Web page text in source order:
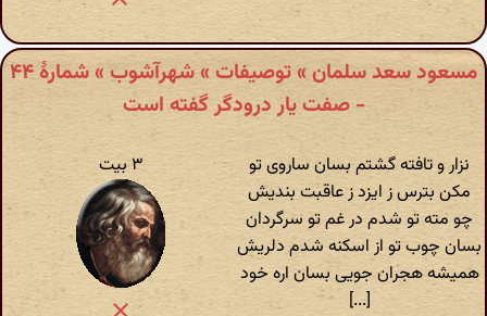
مسعود سعد سلمان » توصیفات » شهرآشوب » شمارهٔ ۴۴
- صفت یار درودگر گفته است
نزار و تافته گشتم بسان ساروی تو
مکن بترس ز ایزد ز عاقبت بندیش
چو مته تو شدم در غم تو سرگردان
بسان چوب تو از اسکنه شدم دلریش
همیشه هجران جویی بسان اره خود
[...]
۳ بیت